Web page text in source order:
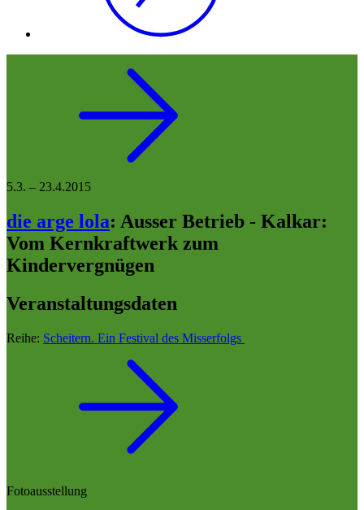
5.3. – 23.4.2015
die arge lola: Ausser Betrieb - Kalkar:
Vom Kernkraftwerk zum
Kindervergnügen
Veranstaltungsdaten
Reihe: Scheitern. Ein Festival des Misserfolgs
Fotoausstellung